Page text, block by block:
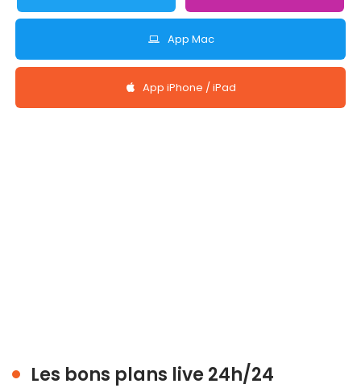
App Mac
App iPhone / iPad
Les bons plans live 24h/24